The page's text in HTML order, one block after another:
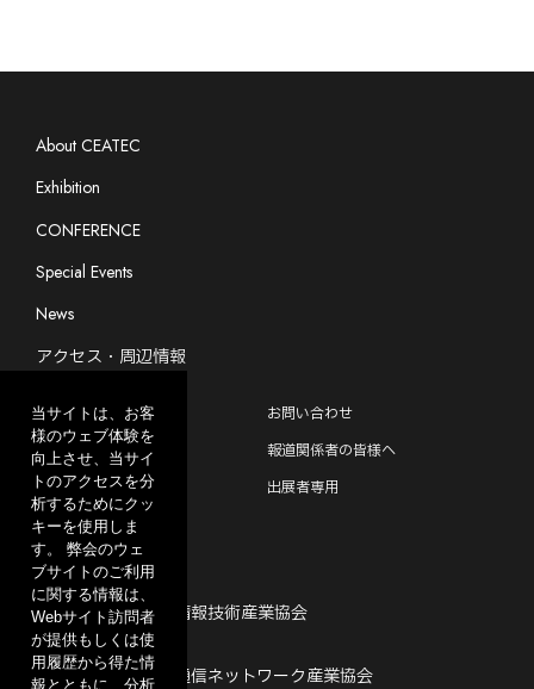
当サイトは、お客
様のウェブ体験を
向上させ、当サイ
トのアクセスを分
析するためにクッ
キーを使用しま
す。 弊会のウェ
ブサイトのご利用
に関する情報は、
Webサイト訪問者
が提供もしくは使
用履歴から得た情
報とともに、分析
About CEATEC
Exhibition
CONFERENCE
Special Events
News
アクセス・周辺情報
よくあるご質問
お問い合わせ
CEATEC EXPERIENCE
報道関係者の皆様へ
出展をご検討中の方へ
出展者専用
主催
一般社団法人 電子情報技術産業協会
共催
一般社団法人 情報通信ネットワーク産業協会